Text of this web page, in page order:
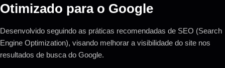
Otimizado para o Google
Desenvolvido seguindo as práticas recomendadas de SEO (Search
Engine Optimization), visando melhorar a visibilidade do site nos
resultados de busca do Google.